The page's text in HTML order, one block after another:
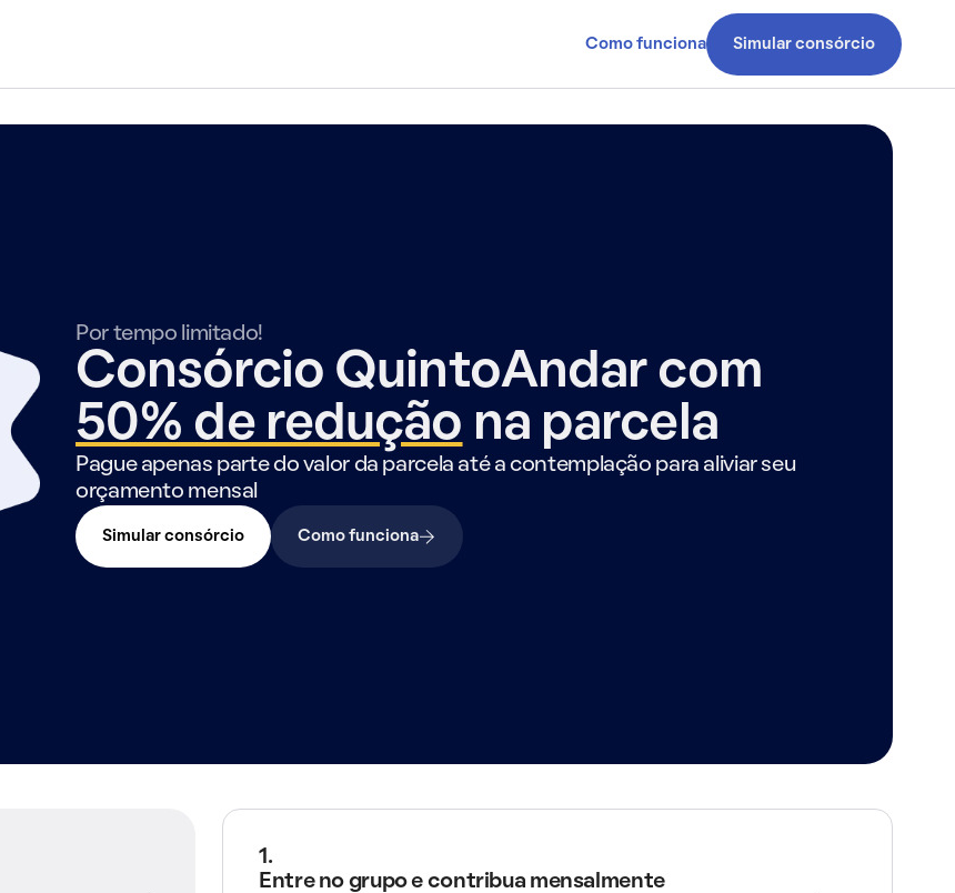
Como funciona Simular consórcio
Por tempo limitado!
Consórcio QuintoAndar com
50% de redução na parcela
Pague apenas parte do valor da parcela até a contemplação para aliviar seu
orçamento mensal
Simular consórcio Como funciona
1.
Entre no grupo e contribua mensalmente